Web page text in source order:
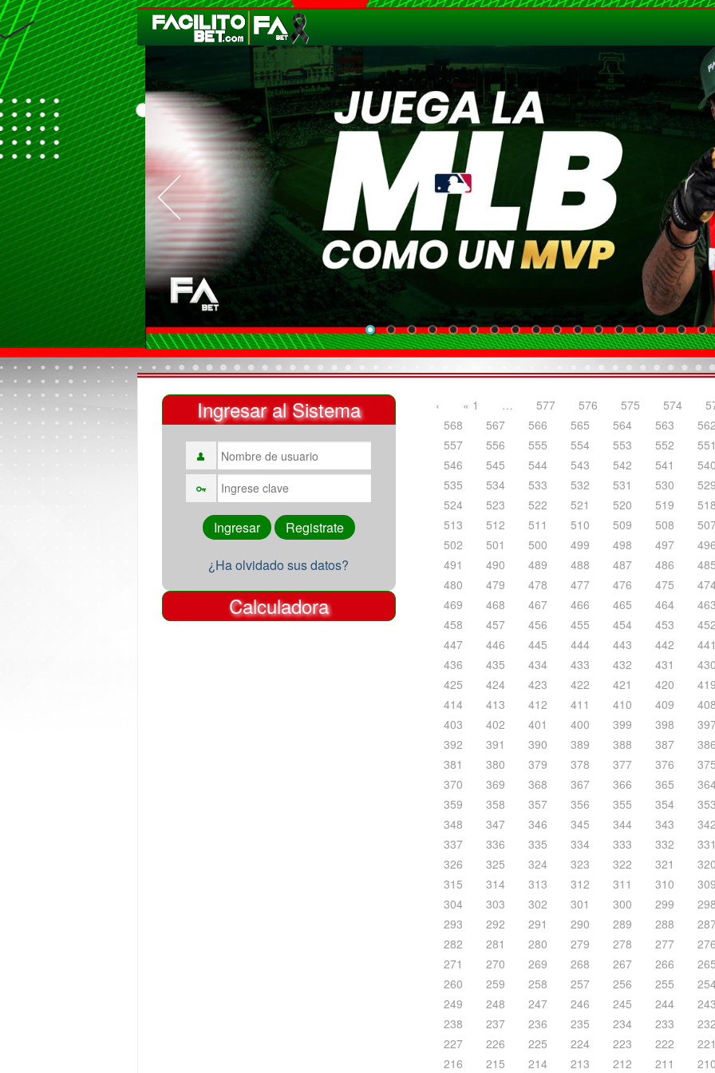
Ingresar al Sistema
¿Ha olvidado sus datos?
Calculadora
‹ « 1 … 577 576 575 574
568
567 566 565 564 563
557
556 555 554 553 552
546
545 544 543 542 541
535
534 533 532 531 530
524
523 522 521 520 519
513
512 511 510 509 508
502
501 500 499 498 497
491
490 489 488 487 486
480
479 478 477 476 475
469
468 467 466 465 464
458
457 456 455 454 453
447
446 445 444 443 442
436
435 434 433 432 431
425
424 423 422 421 420
414
413 412 411 410 409
403
402 401 400 399 398
392
391 390 389 388 387
381
380 379 378 377 376
370
369 368 367 366 365
359
358 357 356 355 354
348
347 346 345 344 343
337
336 335 334 333 332
326
325 324 323 322 321
315
314 313 312 311 310
304
303 302 301 300 299
293
292 291 290 289 288
282
281 280 279 278 277
271
270 269 268 267 266
260
259 258 257 256 255
249
248 247 246 245 244
238
237 236 235 234 233
227
226 225 224 223 222
216
215 214 213 212 211